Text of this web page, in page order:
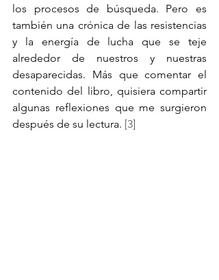
los procesos de búsqueda. Pero es
también una crónica de las resistencias
y la energía de lucha que se teje
alrededor de nuestros y nuestras
desaparecidas. Más que comentar el
contenido del libro, quisiera compartir
algunas reflexiones que me surgieron
después de su lectura. [3]